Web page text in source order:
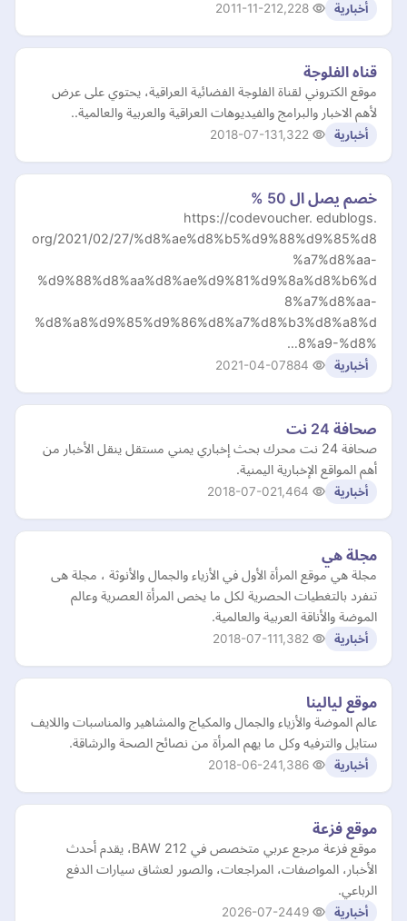
أخبارية 2011-11-21
قناه الفلوجة
موقع الكتروني لقناة الفلوجة الفضائية العراقية، يحتوي على عرض
لأهم الاخبار والبرامج والفيديوهات العراقية والعربية والعالمية..
أخبارية 2018-07-13
خصم يصل ال 50 %
https://codevoucher. edublogs.
org/2021/02/27/%d8%ae%d8%b5%d9%88%d9%85%d8
%a7%d8%aa-
%d9%88%d8%aa%d8%ae%d9%81%d9%8a%d8%b6%d
8%a7%d8%aa-
%d8%a8%d9%85%d9%86%d8%a7%d8%b3%d8%a8%d
8%a9-%d8%…
أخبارية 2021-04-07
صحافة 24 نت
‏‏‏صحافة 24 نت محرك بحث إخباري يمني مستقل ينقل الأخبار من
أهم المواقع الإخبارية اليمنية.
أخبارية 2018-07-02
مجلة هي
مجلة هي موقع المرأة الأول في الأزياء والجمال والأنوثة ، مجلة هى
تنفرد بالتغطيات الحصرية لكل ما يخص المرأة العصرية وعالم
الموضة والأناقة العربية والعالمية.
أخبارية 2018-07-11
موقع ليالينا
عالم الموضة والأزياء والجمال والمكياج والمشاهير والمناسبات واللايف
ستايل والترفيه وكل ما يهم المرأة من نصائح الصحة والرشاقة.
أخبارية 2018-06-24
موقع فزعة
موقع فزعة مرجع عربي متخصص في BAW 212، يقدم أحدث
الأخبار، المواصفات، المراجعات، والصور لعشاق سيارات الدفع
الرباعي.
أخبارية 2026-07-24